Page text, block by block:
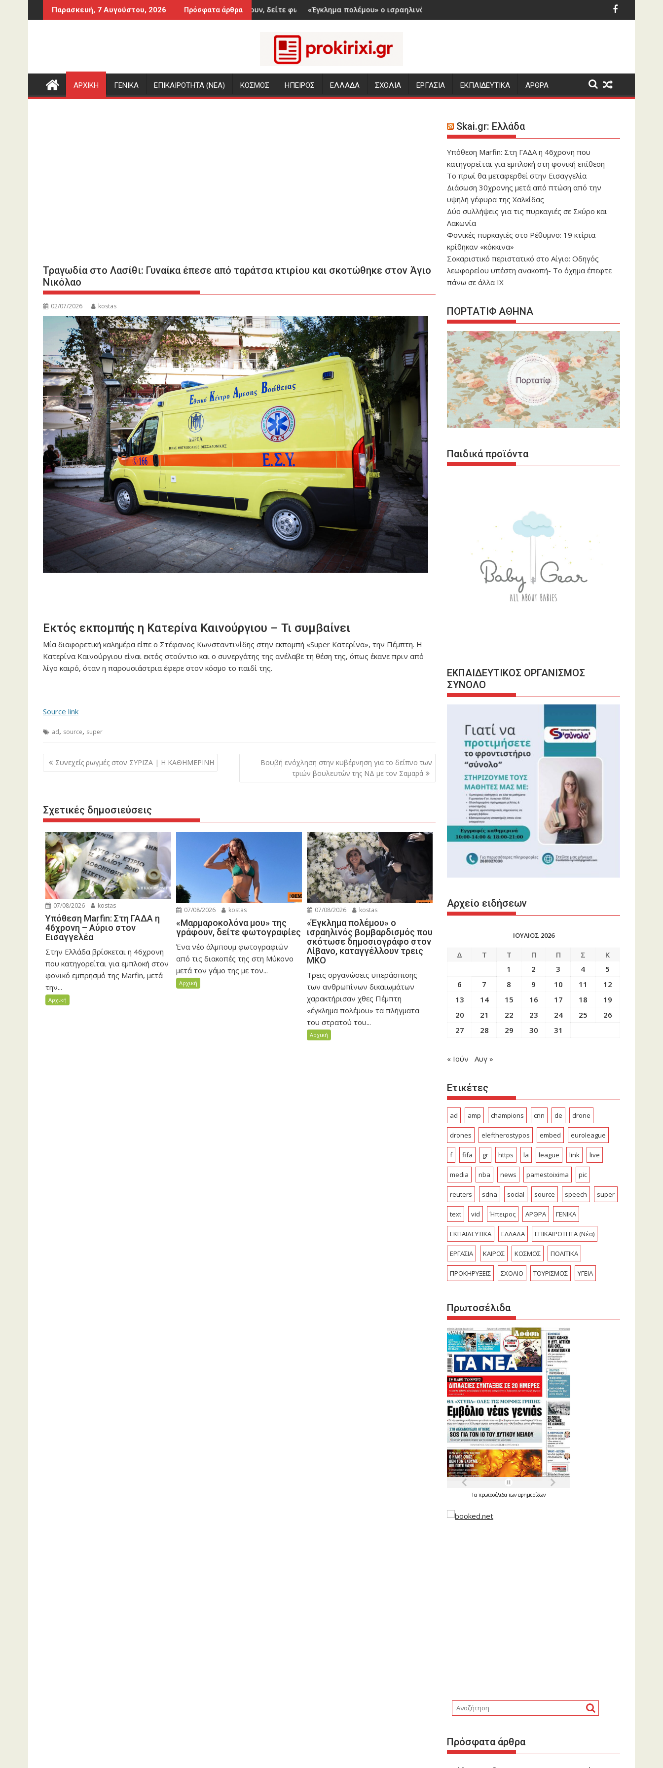
Περάστε
στο
Παρασκευή, 7 Αυγούστου, 2026 Πρόσφατα άρθρα
– Αύριο στον Εισαγγελέα«Μαρμαροκολόνα μου» της γράφουν, δείτε φωτογραφίες«Έγκλημα πολέμου» ο ισραηλινός βομβαρδισμός που σκότωσε δημοσιογράφο στον Λίβανο, καταγγέλλουν τρεις ΜΚΟ
Καύσωνας στο γραφείο: Πόσο μπορεί να χαλαρώσει το dress code;
Συνελήφθη πρώην
ΑΡΧΙΚΗ ΓΕΝΙΚΑ ΕΠΙΚΑΙΡΟΤΗΤΑ (ΝΕΑ) ΚΟΣΜΟΣ ΗΠΕΙΡΟΣ ΕΛΛΑΔΑ ΣΧΟΛΙΑ ΕΡΓΑΣΙΑ ΕΚΠΑΙΔΕΥΤΙΚΑ ΑΡΘΡΑ
Τραγωδία στo Λασίθι: Γυναίκα έπεσε από ταράτσα κτιρίου και σκοτώθηκε στον Άγιο
Νικόλαο
02/07/2026 kostas
Εκτός εκπομπής η Κατερίνα Καινούργιου – Τι συμβαίνει
Μία διαφορετική καλημέρα είπε ο Στέφανος Κωνσταντινίδης στην εκπομπή «Super Κατερίνα», την Πέμπτη. Η
Κατερίνα Καινούργιου είναι εκτός στούντιο και ο συνεργάτης της ανέλαβε τη θέση της, όπως έκανε πριν από
λίγο καιρό, όταν η παρουσιάστρια έφερε στον κόσμο το παιδί της.
Source link
ad, source, super
Πλοήγηση
άρθρων
Συνεχείς ρωγμές στον ΣΥΡΙΖΑ | Η ΚΑΘΗΜΕΡΙΝΗ
Βουβή ενόχληση στην κυβέρνηση για το δείπνο των
τριών βουλευτών της ΝΔ με τον Σαμαρά
Σχετικές δημοσιεύσεις
07/08/2026 kostas
Υπόθεση Marfin: Στη ΓΑΔΑ η
46χρονη – Αύριο στον
Εισαγγελέα
Στην Ελλάδα βρίσκεται η 46χρονη
που κατηγορείται για εμπλοκή στον
φονικό εμπρησμό της Marfin, μετά
την...
Αρχική
07/08/2026 kostas
«Μαρμαροκολόνα μου» της
γράφουν, δείτε φωτογραφίες
Ένα νέο άλμπουμ φωτογραφιών
από τις διακοπές της στη Μύκονο
μετά τον γάμο της με τον...
Αρχική
07/08/2026 kostas
«Έγκλημα πολέμου» ο
ισραηλινός βομβαρδισμός που
σκότωσε δημοσιογράφο στον
Λίβανο, καταγγέλλουν τρεις
ΜΚΟ
Τρεις οργανώσεις υπεράσπισης
των ανθρωπίνων δικαιωμάτων
χαρακτήρισαν χθες Πέμπτη
«έγκλημα πολέμου» τα πλήγματα
του στρατού του...
Αρχική
Skai.gr: Ελλάδα
Υπόθεση Marfin: Στη ΓΑΔΑ η 46χρονη που
κατηγορείται για εμπλοκή στη φονική επίθεση -
Το πρωί θα μεταφερθεί στην Εισαγγελία
Διάσωση 30χρονης μετά από πτώση από την
υψηλή γέφυρα της Χαλκίδας
Δύο συλλήψεις για τις πυρκαγιές σε Σκύρο και
Λακωνία
Φονικές πυρκαγιές στο Ρέθυμνο: 19 κτίρια
κρίθηκαν «κόκκινα»
Σοκαριστικό περιστατικό στο Αίγιο: Οδηγός
λεωφορείου υπέστη ανακοπή- Tο όχημα έπεφτε
πάνω σε άλλα ΙΧ
ΠΟΡΤΑΤΙΦ ΑΘΗΝΑ
Παιδικά προϊόντα
ΕΚΠΑΙΔΕΥΤΙΚΟΣ ΟΡΓΑΝΙΣΜΟΣ
ΣΥΝΟΛΟ
Αρχείο ειδήσεων
ΙΟΥΛΙΟΣ 2026
Δ Τ Τ Π Π Σ
Κ
1
2 3 4
5
6
7 8 9 10 11
12
13
14 15 16 17 18
19
20
21 22 23 24 25
26
27
28 29 30 31
« Ιούν Αυγ »
Ετικέτες
ad amp champions cnn de drone
drones eleftherostypos embed euroleague
f fifa gr https la league link live
media nba news pamestoixima pic
reuters sdna social source speech super
text vid Ήπειρος ΑΡΘΡΑ ΓΕΝΙΚΑ
ΕΚΠΑΙΔΕΥΤΙΚΑ ΕΛΛΑΔΑ ΕΠΙΚΑΙΡΟΤΗΤΑ (Νέα)
ΕΡΓΑΣΙΑ ΚΑΙΡΟΣ ΚΟΣΜΟΣ ΠΟΛΙΤΙΚΑ
ΠΡΟΚΗΡΥΞΕΙΣ ΣΧΟΛΙΟ ΤΟΥΡΙΣΜΟΣ ΥΓΕΙΑ
Πρωτοσέλιδα
Τα πρωτοσέλιδατων εφημερίδων
Πρόσφατα άρθρα